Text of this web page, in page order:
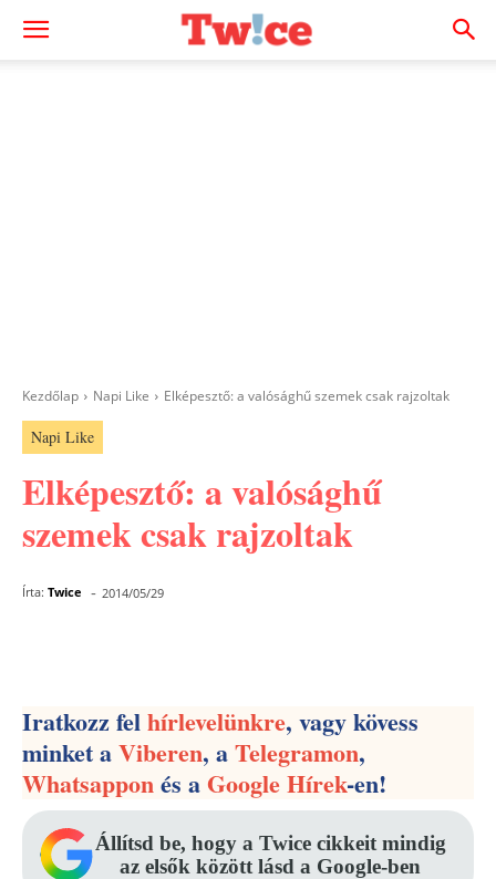
Kezdőlap Napi Like Elképesztő: a valósághű szemek csak rajzoltak
Napi Like
Elképesztő: a valósághű
szemek csak rajzoltak
Írta: Twice - 2014/05/29
Iratkozz felhírlevelünkre, vagy kövess
minket aViberen, aTelegramon,
Whatsapponés aGoogle Hírek-en!
Állítsd be, hogy a Twice cikkeit mindig
az elsők között lásd a Google-ben